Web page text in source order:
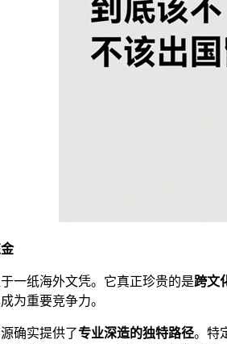
一纸海外文凭。它真正珍贵的是跨文
为重要竞争力。
确实提供了专业深造的独特路径。特